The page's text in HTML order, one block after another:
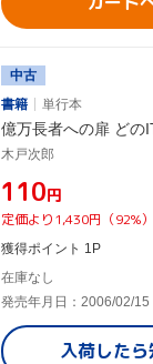
中古
書籍
単行本
億万長者への扉 どの
木戸次郎
¥110円
定価より1,430円（92%
獲得ポイント 1P
在庫なし
発売年月日：2006/02/15
入荷したら